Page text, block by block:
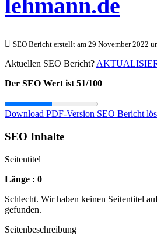
lehmann.de
SEO Bericht erstellt am 29 November 2022
Aktuellen SEO Bericht?
Der SEO Wert ist 51/100
Download PDF-Version SEO Bericht
SEO Inhalte
Seitentitel
Länge : 0
Schlecht. Wir haben keinen Seitentitel
gefunden.
Seitenbeschreibung